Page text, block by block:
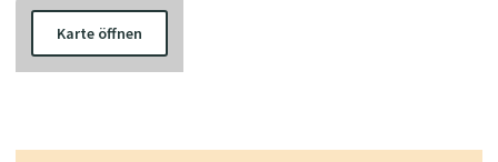
Karte öffnen